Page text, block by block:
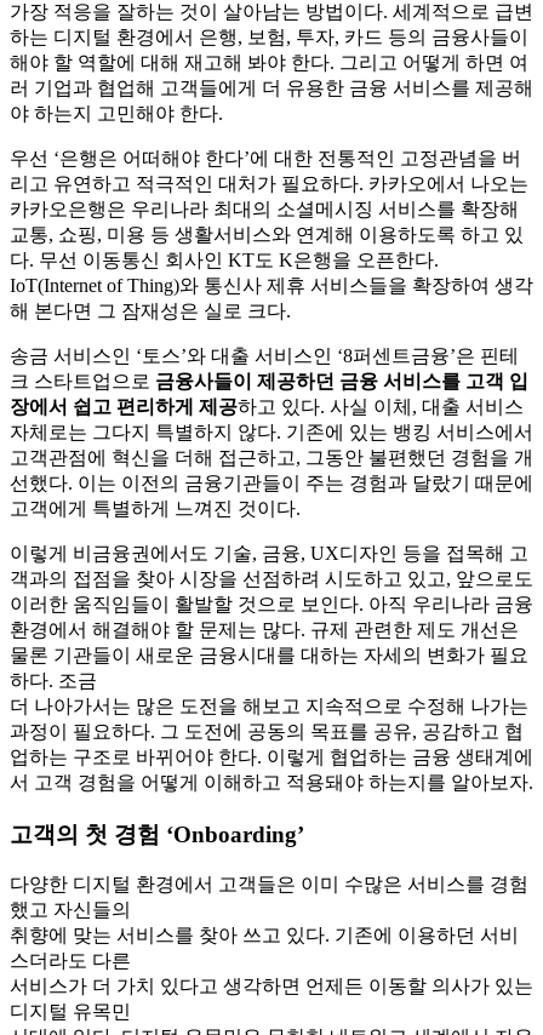
가장 적응을 잘하는 것이 살아남는 방법이다. 세계적으로 급변
하는 디지털 환경에서 은행, 보험, 투자, 카드 등의 금융사들이
해야 할 역할에 대해 재고해 봐야 한다. 그리고 어떻게 하면 여
러 기업과 협업해 고객들에게 더 유용한 금융 서비스를 제공해
야 하는지 고민해야 한다.
우선 ‘은행은 어떠해야 한다’에 대한 전통적인 고정관념을 버
리고 유연하고 적극적인 대처가 필요하다. 카카오에서 나오는
카카오은행은 우리나라 최대의 소셜메시징 서비스를 확장해
교통, 쇼핑, 미용 등 생활서비스와 연계해 이용하도록 하고 있
다. 무선 이동통신 회사인 KT도 K은행을 오픈한다.
IoT(Internet of Thing)와 통신사 제휴 서비스들을 확장하여 생각
해 본다면 그 잠재성은 실로 크다.
송금 서비스인 ‘토스’와 대출 서비스인 ‘8퍼센트금융’은 핀테
크 스타트업으로 금융사들이 제공하던 금융 서비스를 고객 입
장에서 쉽고 편리하게 제공하고 있다. 사실 이체, 대출 서비스
자체로는 그다지 특별하지 않다. 기존에 있는 뱅킹 서비스에서
고객관점에 혁신을 더해 접근하고, 그동안 불편했던 경험을 개
선했다. 이는 이전의 금융기관들이 주는 경험과 달랐기 때문에
고객에게 특별하게 느껴진 것이다.
이렇게 비금융권에서도 기술, 금융, UX디자인 등을 접목해 고
객과의 접점을 찾아 시장을 선점하려 시도하고 있고, 앞으로도
이러한 움직임들이 활발할 것으로 보인다. 아직 우리나라 금융
환경에서 해결해야 할 문제는 많다. 규제 관련한 제도 개선은
물론 기관들이 새로운 금융시대를 대하는 자세의 변화가 필요
하다. 조금
더 나아가서는 많은 도전을 해보고 지속적으로 수정해 나가는
과정이 필요하다. 그 도전에 공동의 목표를 공유, 공감하고 협
업하는 구조로 바뀌어야 한다. 이렇게 협업하는 금융 생태계에
서 고객 경험을 어떻게 이해하고 적용돼야 하는지를 알아보자.
고객의 첫 경험 ‘Onboarding’
다양한 디지털 환경에서 고객들은 이미 수많은 서비스를 경험
했고 자신들의
취향에 맞는 서비스를 찾아 쓰고 있다. 기존에 이용하던 서비
스더라도 다른
서비스가 더 가치 있다고 생각하면 언제든 이동할 의사가 있는
디지털 유목민